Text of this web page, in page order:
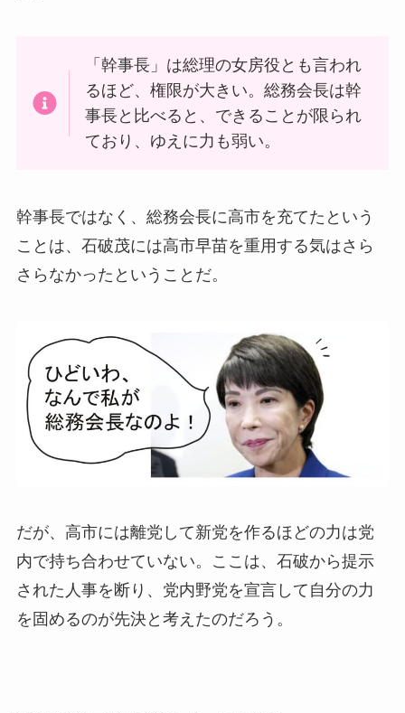
「幹事長」は総理の女房役とも言われ
るほど、権限が大きい。総務会長は幹
事長と比べると、できることが限られ
ており、ゆえに力も弱い。
幹事長ではなく、総務会長に高市を充てたという
ことは、石破茂には高市早苗を重用する気はさら
さらなかったということだ。
だが、高市には離党して新党を作るほどの力は党
内で持ち合わせていない。ここは、石破から提示
された人事を断り、党内野党を宣言して自分の力
を固めるのが先決と考えたのだろう。